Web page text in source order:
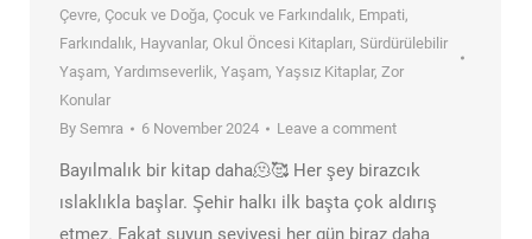
Çevre, Çocuk ve Doğa, Çocuk ve Farkındalık, Empati,
Farkındalık, Hayvanlar, Okul Öncesi Kitapları, Sürdürülebilir
Yaşam, Yardımseverlik, Yaşam, Yaşsız Kitaplar, Zor
Konular
By Semra 6 November 2024 Leave a comment
Bayılmalık bir kitap daha🫠🥰 Her şey birazcık
ıslaklıkla başlar. Şehir halkı ilk başta çok aldırış
etmez. Fakat suyun seviyesi her gün biraz daha